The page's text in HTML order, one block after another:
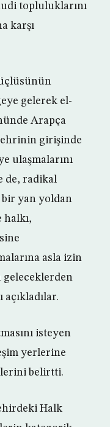
topluluklarını
karşı
gelerek el-
Arapça
girişinde
ulaşmalarını
de, radikal
bir yan yoldan
halkı,
asla izin
geleceklerden
isteyen
yerlerine
belirtti.
Halk